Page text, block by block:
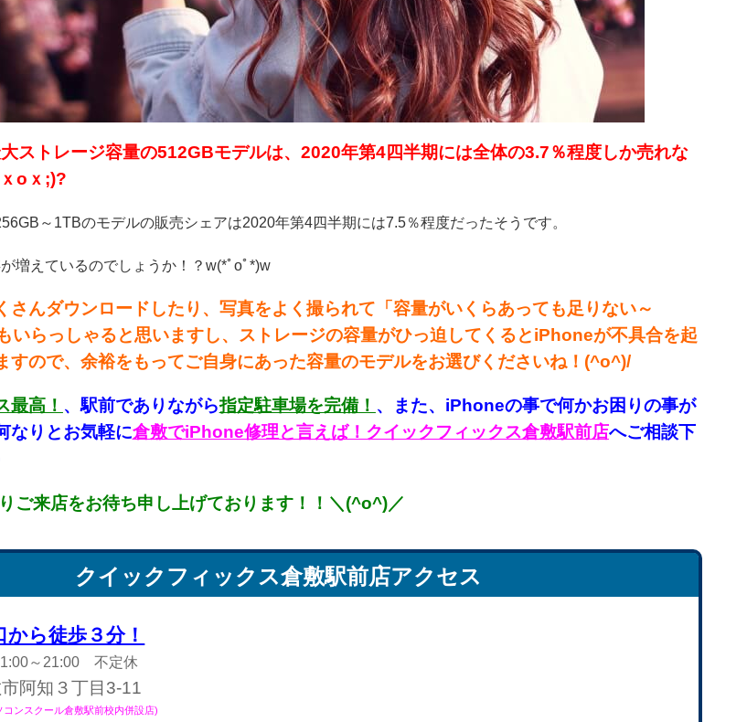
ストレージ容量の512GBモデルは、2020年第4四半期には全体の3.7％程度しか売れな
oｘ;)?
～1TBのモデルの販売シェアは2020年第4四半期には7.5％程度だったそうです。
増えているのでしょうか！？w(*ﾟoﾟ*)w
さんダウンロードしたり、写真をよく撮られて「容量がいくらあっても足りない～
いらっしゃると思いますし、ストレージの容量がひっ迫してくるとiPhoneが不具合を起
すので、余裕をもってご自身にあった容量のモデルをお選びくださいね！(^o^)/
最高！ 、駅前でありながら指定駐車場を完備！ 、
また、iPhoneの事で何かお困りの事が
なりとお気軽に倉敷でiPhone修理と言えば！クイックフィックス倉敷駅前店へご相談下
ご来店をお待ち申し上げております！！＼(^o^)／
クイックフィックス倉敷駅前店アクセス
から徒歩３分！
～21:00 不定休
阿知３丁目3-11
ンスクール倉敷駅前校内併設店)